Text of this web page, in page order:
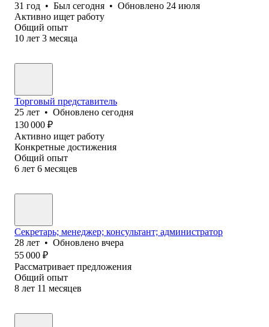
31 год • Был сегодня • Обновлено 24 июля
Активно ищет работу
Общий опыт
10 лет 3 месяца
Торговый представитель
25 лет • Обновлено сегодня
130 000 ₽
Активно ищет работу
Конкретные достижения
Общий опыт
6 лет 6 месяцев
Секретарь; менеджер; консультант; администратор
28 лет • Обновлено вчера
55 000 ₽
Рассматривает предложения
Общий опыт
8 лет 11 месяцев